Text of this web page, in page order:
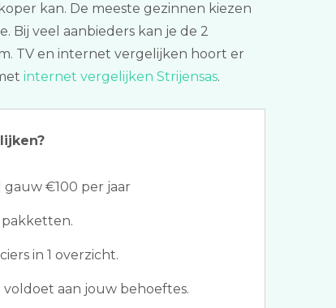
kan. De meeste gezinnen kiezen
Bij veel aanbieders kan je de 2
TV en internet vergelijken hoort er
internet vergelijken Strijensas.
€100 per jaar
pakketten.
in 1 overzicht.
aan jouw behoeftes.